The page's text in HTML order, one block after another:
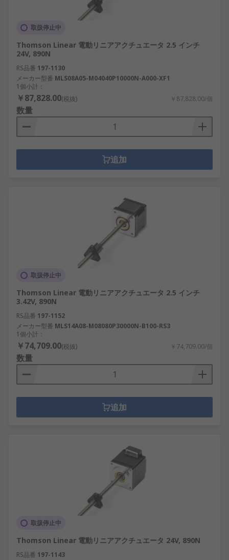
取扱停止中
Thomson Linear 電動リニアアクチュエータ 2.5 インチ
24V, 890N
RS品番 197-1130
メーカー型番 MLS08A05-M04040P10000N-A000-XF1
1個小計：
￥87,828.00(税抜) ￥87,828.00/個
数量
追加
取扱停止中
Thomson Linear 電動リニアアクチュエータ 2.5 インチ
3.42V, 890N
RS品番 197-1152
メーカー型番 MLS14A08-M08080P30000N-B100-RS3
1個小計：
￥74,709.00(税抜) ￥74,709.00/個
数量
追加
取扱停止中
Thomson Linear 電動リニアアクチュエータ 24V, 890N
RS品番 197-1143